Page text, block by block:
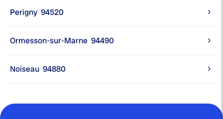
Perigny 94520
Ormesson-sur-Marne 94490
Noiseau 94880